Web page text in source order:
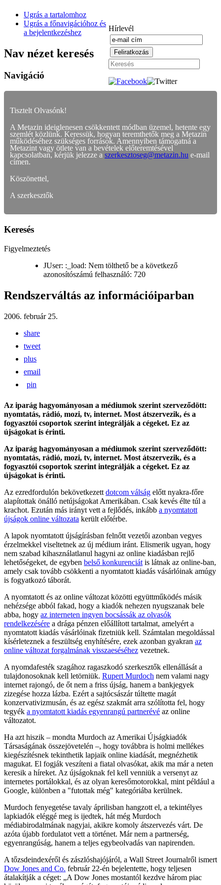
Hírlevél
Ugrás a tartalomhoz
Ugrás a főnavigációhoz és
a bejelentkezéshez
Nav nézet keresés
Navigáció
Tisztelt Olvasónk!
A Metazin ideiglenesen csökkentett módban üzemel, hetente egy
szemlét közlünk. Keressük, hogyan teremthetők meg a Metazin
működéséhez szükséges források. Amennyiben támogatná a
Metazint vagy ötlete van a bevételek előteremtésével
kapcsolatban, kérjük jelezze a szerkesztoseg@metazin.hu e-mail
címen.
Köszönettel,
A szerkesztők
Keresés
Figyelmeztetés
JUser: :_load: Nem tölthető be a következő
azonosítószámú felhasználó: 720
Rendszerváltás az információiparban
2006. február 25.
share
tweet
plus
email
pin
Az iparág hagyományosan a médiumok szerint szerveződött:
nyomtatás, rádió, mozi, tv, internet. Most átszervezik, és a
fogyasztói csoportok szerint integrálják a cégeket. Ez az
újságokat is érinti.
Az iparág hagyományosan a médiumok szerint szerveződött:
nyomtatás, rádió, mozi, tv, internet. Most átszervezik, és a
fogyasztói csoportok szerint integrálják a cégeket. Ez az
újságokat is érinti.
Az ezredfordulón bekövetkezett dotcom válság előtt nyakra-főre
alapítottak önálló netújságokat Amerikában. Csak kevés élte túl a
krachot. Ezután más irányt vett a fejlődés, inkább a nyomtatott
újságok online változata került előtérbe.
A lapok nyomtatott újságírásban felnőtt vezetői azonban vegyes
érzelmekkel viseltetnek az új médium iránt. Elismerik ugyan, hogy
nem szabad kihasználatlanul hagyni az online kiadásban rejlő
lehetőségeket, de egyben belső konkurenciát is látnak az online-ban,
amely csak tovább csökkenti a nyomtatott kiadás vásárlóinak amúgy
is fogyatkozó táborát.
A nyomtatott és az online változat közötti együttműködés másik
nehézsége abból fakad, hogy a kiadók nehezen nyugszanak bele
abba, hogy az interneten ingyen bocsássák az olvasók
rendelkezésére a drága pénzen előállított tartalmat, amelyért a
nyomtatott kiadás vásárlóinak fizetniük kell. Számtalan megoldással
kísérleteznek a feszültség enyhítésére, ezek azonban gyakran az
online változat forgalmának visszaeséséhez vezetnek.
A nyomdafesték szagához ragaszkodó szerkesztők ellenállását a
tulajdonosoknak kell letörniük. Rupert Murdoch nem valami nagy
internet rajongó, de őt nem a friss újság, hanem a bankjegyek
zizegése hozza lázba. Ezért a sajtócsászár túltette magát
konzervativizmusán, és az egész szakmát arra szólította fel, hogy
tegyék a nyomtatott kiadás egyenrangú partnerévé az online
változatot.
Ha azt hiszik – mondta Murdoch az Amerikai Újságkiadók
Társaságának összejövetelén –, hogy továbbra is holmi mellékes
kiegészítésnek tekinthetik lapjaik online kiadását, megnézhetik
magukat. El fogják veszíteni a fiatal olvasókat, akik ma már a neten
keresik a híreket. Az újságoknak fel kell venniük a versenyt az
internetes portálokkal, és az olyan keresőmotorokkal, mint például a
Google, különben a "futottak még" kategóriába kerülnek.
Murdoch fenyegetése tavaly áprilisban hangzott el, a tekintélyes
lapkiadók eléggé meg is ijedtek, hát még Murdoch
médiabirodalmának nagyjai, akikre komoly átszervezés várt. De
azóta újabb fordulatot vett a történet. Már nem a partnerség,
egyenrangúság, hanem a teljes egybeolvadás van napirenden.
A tőzsdeindexéről és zászlóshajójáról, a Wall Street Journalről ismert
Dow Jones and Co. február 22-én bejelentette, hogy teljesen
átalakítják a céget: „A Dow Jones mostantól kezdve három piac